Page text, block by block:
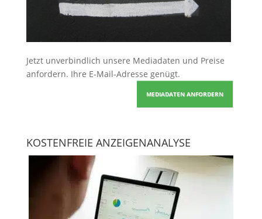
Jetzt unverbindlich unsere Mediadaten und Preise
anfordern. Ihre E-Mail-Adresse genügt.
MEDIADATEN ANFORDERN
KOSTENFREIE ANZEIGENANALYSE